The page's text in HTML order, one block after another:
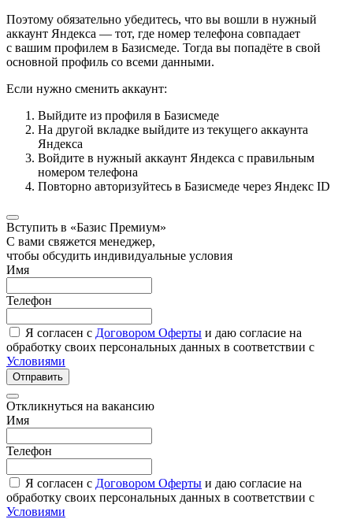
Поэтому обязательно убедитесь, что вы вошли в нужный
аккаунт Яндекса — тот, где номер телефона совпадает
с вашим профилем в Базисмеде. Тогда вы попадёте в свой
основной профиль со всеми данными.
Если нужно сменить аккаунт:
Выйдите из профиля в Базисмеде
На другой вкладке выйдите из текущего аккаунта
Яндекса
Войдите в нужный аккаунт Яндекса с правильным
номером телефона
Повторно авторизуйтесь в Базисмеде через Яндекс ID
Вступить в «Базис Премиум»
С вами свяжется менеджер,
чтобы обсудить индивидуальные условия
Имя
Телефон
Я согласен с Договором Оферты и даю согласие на
обработку своих персональных данных в соответствии с
Условиями
Отправить
Откликнуться на вакансию
Имя
Телефон
Я согласен с Договором Оферты и даю согласие на
обработку своих персональных данных в соответствии с
Условиями